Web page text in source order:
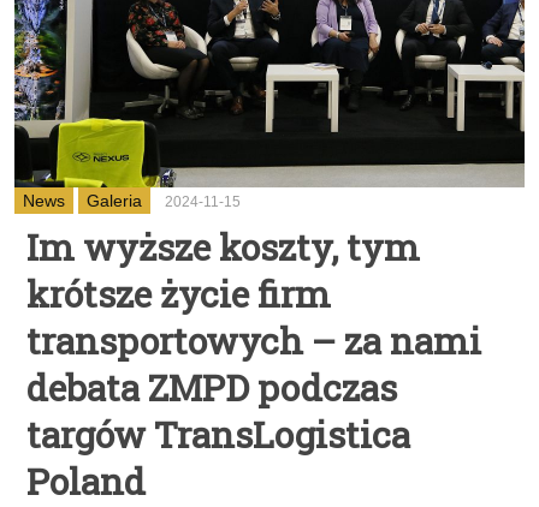
News Galeria 2024-11-15
Im wyższe koszty, tym
krótsze życie firm
transportowych – za nami
debata ZMPD podczas
targów TransLogistica
Poland